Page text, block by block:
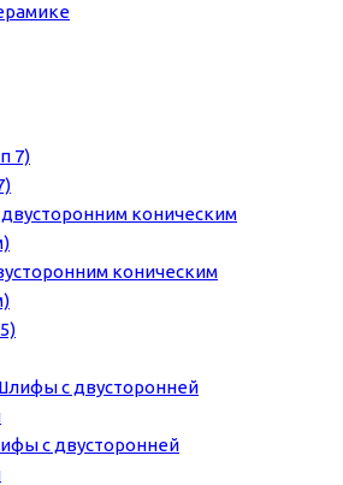
коническим
с двусторонней